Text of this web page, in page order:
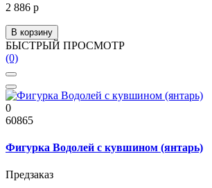
2 886 р
В корзину
БЫСТРЫЙ ПРОСМОТР
(0)
0
60865
Фигурка Водолей с кувшином (янтарь)
Предзаказ